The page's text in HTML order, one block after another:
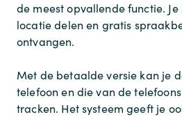
de meest opvallende functie.
locatie delen en gratis
ontvangen.
Met de betaalde versie kan je
telefoon en die van de
tracken. Het systeem geeft je